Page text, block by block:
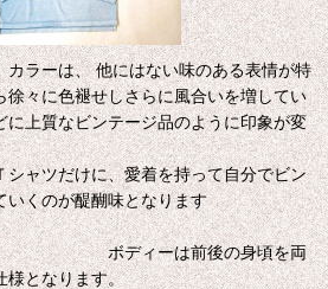
ラーは、 他にはない味のある表情が特
徐々に色褪せしさらに風合いを増してい
に上質なビンテージ品のように印象が変
シャツだけに、愛着を持って自分でビン
いくのが醍醐味となります
前後の身頃を両
様となります。